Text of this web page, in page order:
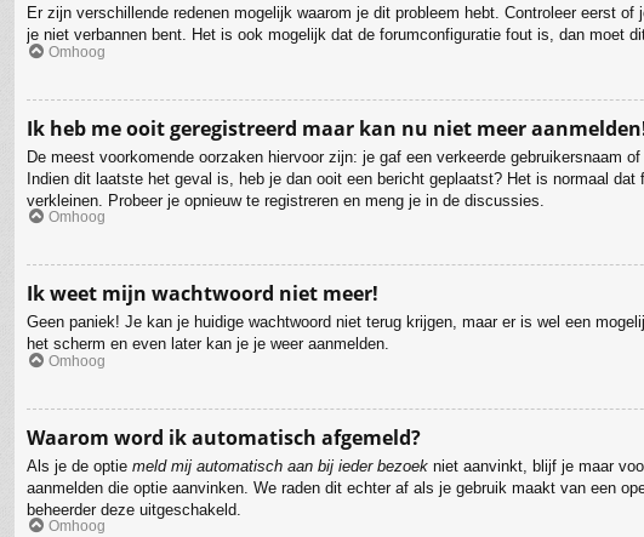
Er zijn verschillende redenen mogelijk waarom je dit probleem hebt. Controleer eerst
je niet verbannen bent. Het is ook mogelijk dat de forumconfiguratie fout is, dan moet
Omhoog
Ik heb me ooit geregistreerd maar kan nu niet meer
De meest voorkomende oorzaken hiervoor zijn: je gaf een verkeerde gebruikersnaam
Indien dit laatste het geval is, heb je dan ooit een bericht geplaatst? Het is normaal
verkleinen. Probeer je opnieuw te registreren en meng je in de discussies.
Omhoog
Ik weet mijn wachtwoord niet meer!
Geen paniek! Je kan je huidige wachtwoord niet terug krijgen, maar er is wel een
het scherm en even later kan je je weer aanmelden.
Omhoog
Waarom word ik automatisch afgemeld?
Als je de optie meld mij automatisch aan bij ieder bezoek niet aanvinkt, blijf je maar
aanmelden die optie aanvinken. We raden dit echter af als je gebruik maakt van een
beheerder deze uitgeschakeld.
Omhoog